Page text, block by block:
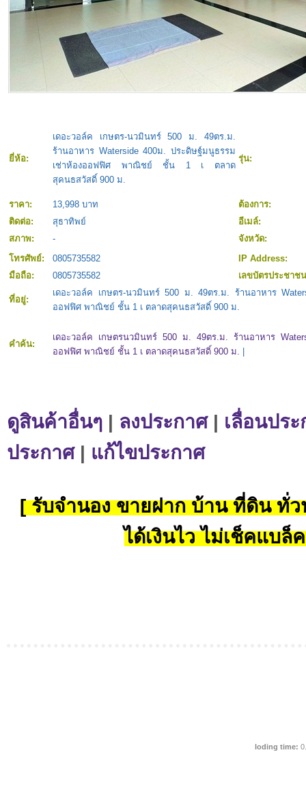
ยี่ห้อ:
เดอะวอล์ค เกษตร-นวมินทร์ 500 ม. 49ตร.ม.
ร้านอาหาร Waterside 400ม. ประดิษฐ์มนูธรรม
เช่าห้องออฟฟิศ พาณิชย์ ชั้น 1 เ ตลาด
สุคนธสวัสดิ์ 900 ม.
รุ่น:
ราคา: 13,998 บาท
ต้องการ:
ติดต่อ:
สุธาทิพย์
อีเมล์:
สภาพ:
-
จังหวัด:
โทรศัพย์:
0805735582
IP Address:
มือถือ:
0805735582 เลขบัตรประชาช
ที่อยู่:
เดอะวอล์ค เกษตร-นวมินทร์ 500 ม. 49ตร.ม. ร้านอาหาร
ออฟฟิศ พาณิชย์ ชั้น 1 เ ตลาดสุคนธสวัสดิ์ 900 ม.
คำค้น:
เดอะวอล์ค เกษตรนวมินทร์ 500 ม. 49ตร.ม. ร้านอาหาร
ออฟฟิศ พาณิชย์ ชั้น 1 เ ตลาดสุคนธสวัสดิ์ 900 ม.
ดูสินค้าอื่นๆ | ลงประกาศ| เลื่อนปร
ประกาศ| แก้ไขประกาศ
[ รับจำนอง ขายฝาก บ้าน ที่ดิน ทั่ว
ได้เงินไว ไม่เช็คแบล็
loding time: